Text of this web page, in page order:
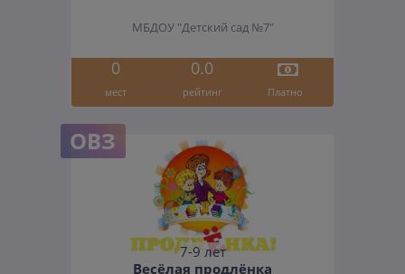
МБДОУ "Детский сад №7"
0 0.0
мест рейтинг Платно
ОВЗ
7-9 лет
Весёлая продлёнка